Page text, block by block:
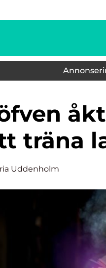
träna
Uddenholm